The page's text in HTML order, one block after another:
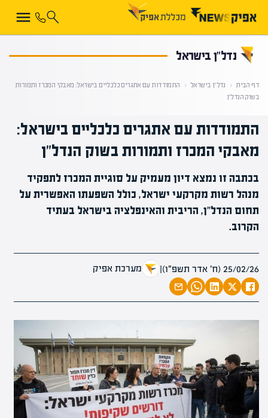
נדל”ן בישראל
דף הבית ‹ נדל”ן בישראל ‹
התמודדות עם אתגרים כלכליים בישראל: מאבקי המכרז ותמורות
בשוק הנדל"ן
התמודדות עם אתגרים כלכליים בישראל:
מאבקי המכרז ותמורות בשוק הנדל"ן
בכתבה זו נמצא דיון מעמיק על סוגיית המכרז לתפקיד
מנהל רשות מקרקעי ישראל, כולל השפעתו האפשרית על
תחום הנדל"ן, הריבית והאינפלציה בישראל בעתיד
הקרוב.
25/02/26 (ח׳ אדר תשפ״ו) | מערכת אפיק